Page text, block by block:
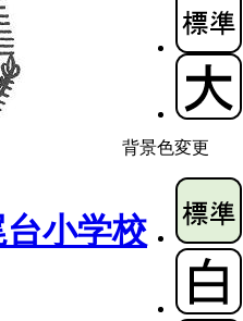
背景色変更
小学校